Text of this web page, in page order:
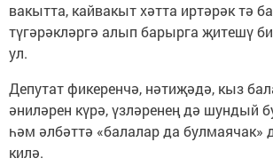
вакытта, кайвакыт хәтта иртәрәк тә
түгәрәкләргә алып барырга җитешү
ул.
Депутат фикеренчә, нәтиҗәдә, кыз
әниләрен күрә, үзләренең дә шундый
һәм әлбәттә «балалар да булмаячак»
килә.